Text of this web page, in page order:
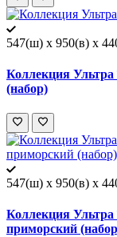
547(ш) x 950(в) x
Коллекция
(набор)
547(ш) x 950(в) x
Коллекция
приморский